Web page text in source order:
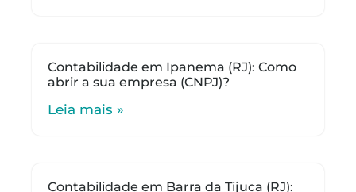
Contabilidade em Ipanema (RJ): Como
abrir a sua empresa (CNPJ)?
Leia mais »
Contabilidade em Barra da Tijuca (RJ):